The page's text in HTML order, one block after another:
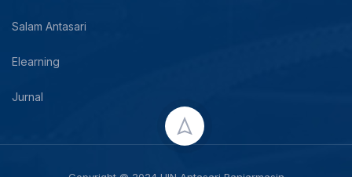
Salam Antasari
Elearning
Jurnal